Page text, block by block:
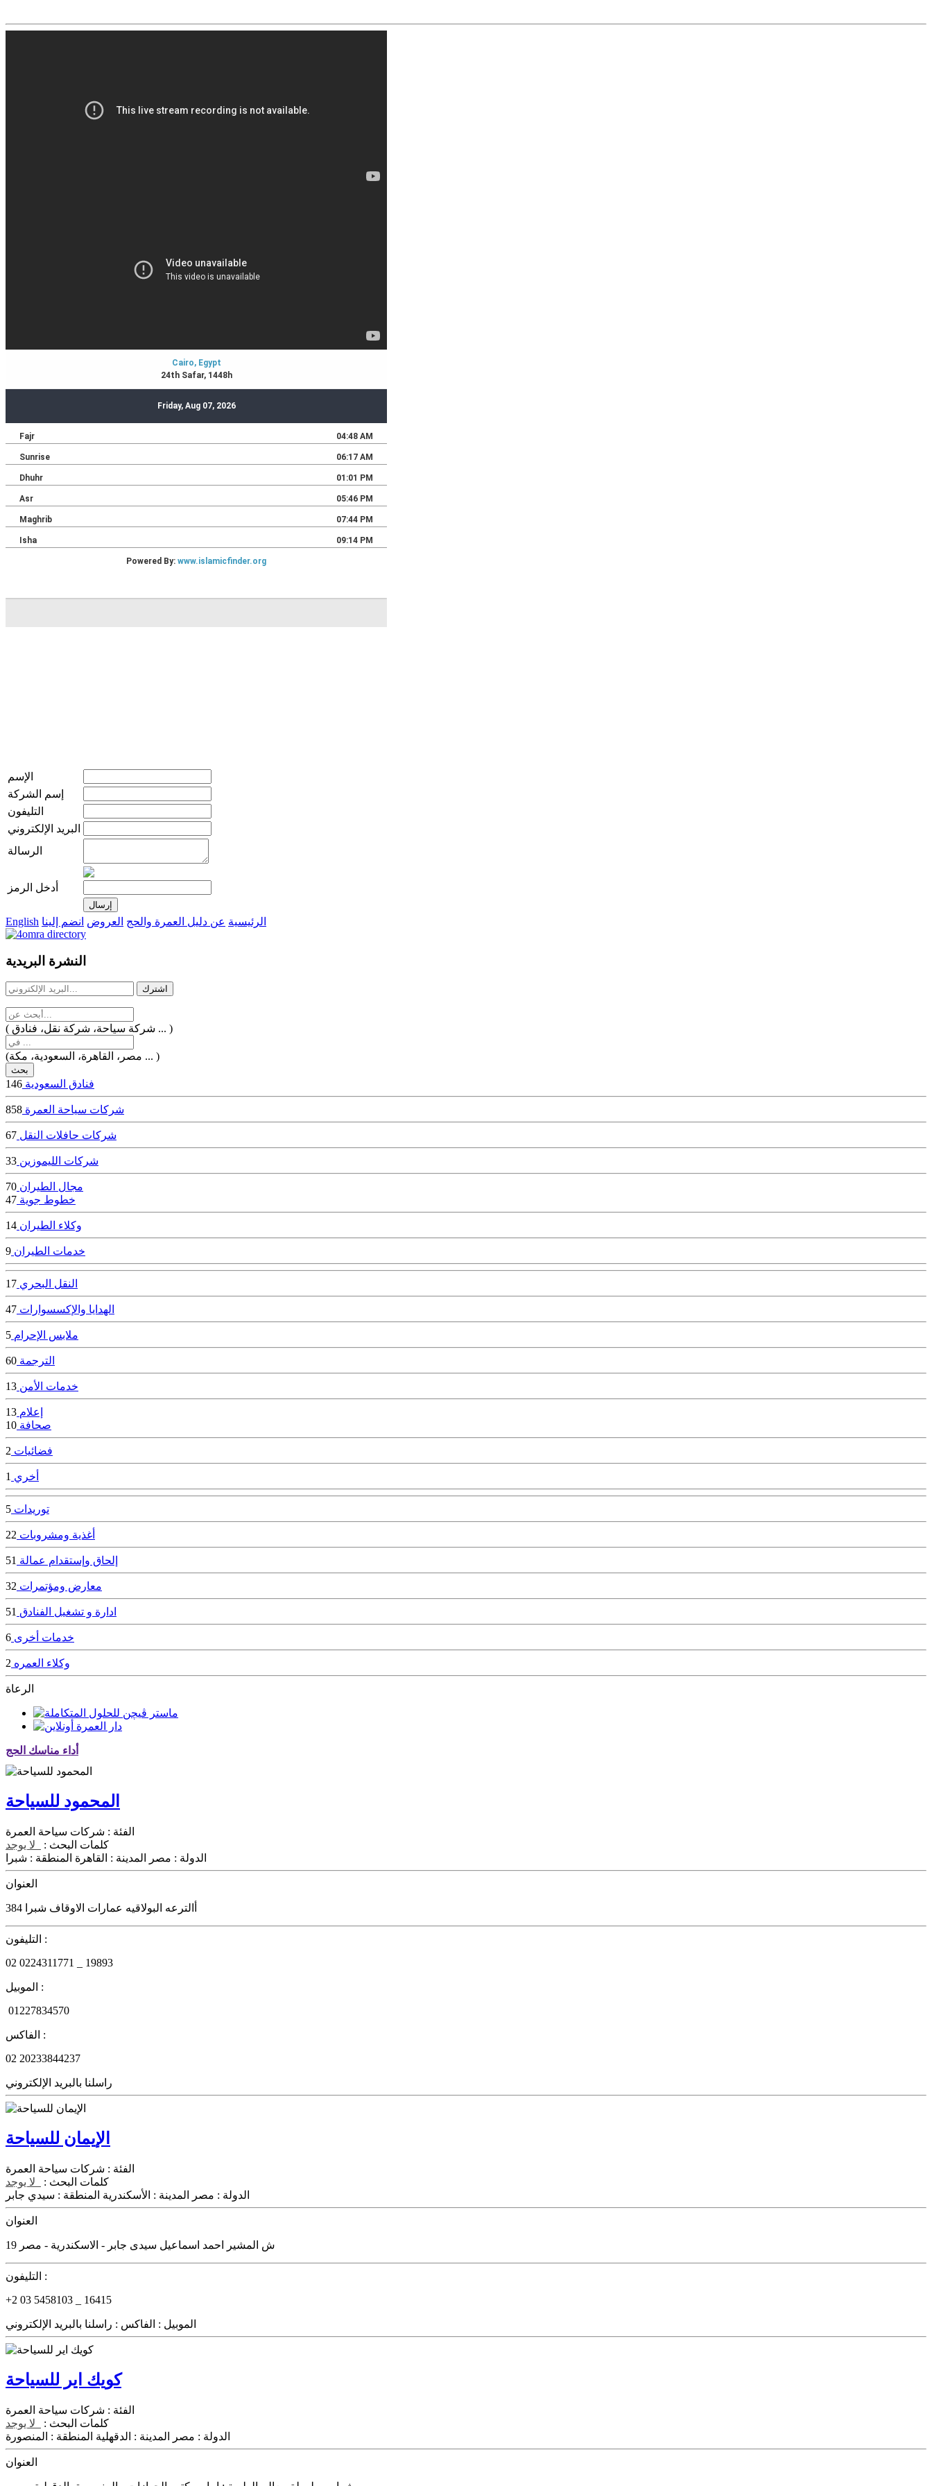
الإسم
إسم الشركة
التليفون
البريد الإلكتروني
الرسالة
أدخل الرمز
live
casinos
online
livedealercasino.online
English الرئيسية عن دليل العمرة والحج العروض انضم إلينا
النشرة البريدية
( شركة سياحة، شركة نقل، فنادق ... )
(مصر، القاهرة، السعودية، مكة ... )
فنادق السعودية 146
شركات سياحة العمرة 858
شركات حافلات النقل 67
شركات الليموزين 33
مجال الطيران 70
خطوط جوية 47
وكلاء الطيران 14
خدمات الطيران 9
النقل البحري 17
الهدايا والإكسسوارات 47
ملابس الإحرام 5
الترجمة 60
خدمات الأمن 13
إعلام 13
صحافة 10
فضائيات 2
أخري 1
توريدات 5
أغذية ومشروبات 22
إلحاق وإستقدام عمالة 51
معارض ومؤتمرات 32
ادارة و تشغيل الفنادق 51
خدمات أخرى 6
وكلاء العمره 2
الرعاة
أداء مناسك الحج
المحمود للسياحة
الفئة : شركات سياحة العمرة
كلمات البحث :
لا يوجد
الدولة : مصر المدينة : القاهرة المنطقة : شبرا
العنوان
384 أالترعه البولاقيه عمارات الاوقاف شبرا
التليفون :
02 0224311771 _ 19893
الموبيل :
01227834570
الفاكس :
02 20233844237
راسلنا بالبريد الإلكتروني
الإيمان للسياحة
الفئة : شركات سياحة العمرة
كلمات البحث :
لا يوجد
الدولة : مصر المدينة : الأسكندرية المنطقة : سيدي جابر
العنوان
19 ش المشير احمد اسماعيل سيدى جابر - الاسكندرية - مصر
التليفون :
+2 03 5458103 _ 16415
الموبيل : الفاكس : راسلنا بالبريد الإلكتروني
كويك اير للسياحة
الفئة : شركات سياحة العمرة
كلمات البحث :
لا يوجد
الدولة : مصر المدينة : الدقهلية المنطقة : المنصورة
العنوان